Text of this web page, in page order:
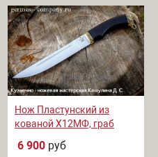
Нож Пластунский из
кованой Х12МФ, граб
6 900 руб